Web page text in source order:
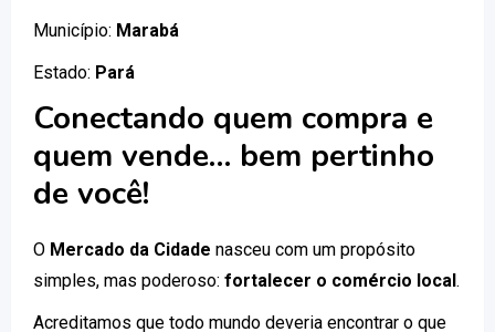
Município: Marabá
Estado: Pará
Conectando quem compra e
quem vende… bem pertinho
de você!
O Mercado da Cidade nasceu com um propósito
simples, mas poderoso: fortalecer o comércio local.
Acreditamos que todo mundo deveria encontrar o que